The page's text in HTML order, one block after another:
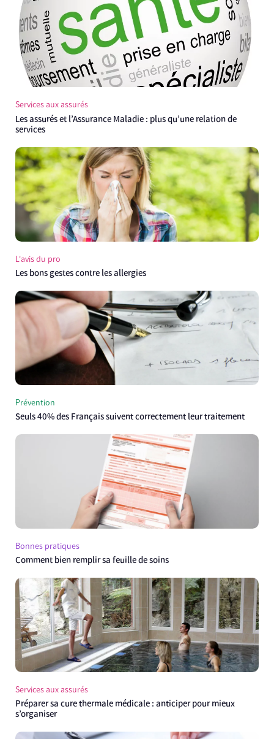
Services aux assurés
Les assurés et l’Assurance Maladie : plus qu’une relation de
services
L'avis du pro
Les bons gestes contre les allergies
Prévention
Seuls 40% des Français suivent correctement leur traitement
Bonnes pratiques
Comment bien remplir sa feuille de soins
Services aux assurés
Préparer sa cure thermale médicale : anticiper pour mieux
s’organiser